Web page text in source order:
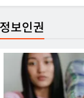
정보인권